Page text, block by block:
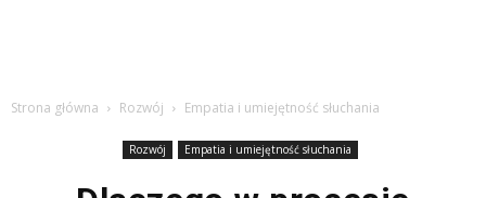
Strona główna Rozwój Empatia i umiejętność słuchania
Rozwój Empatia i umiejętność słuchania